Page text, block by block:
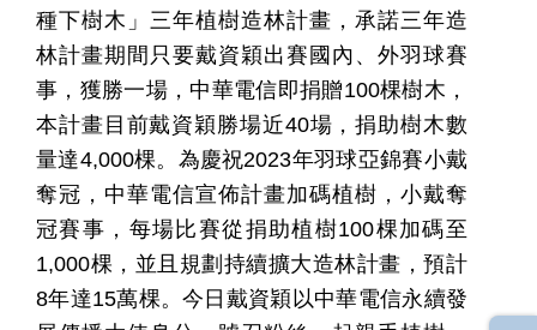
種下樹木」三年植樹造林計畫，承諾三年造
林計畫期間只要戴資穎出賽國內、外羽球賽
事，獲勝一場，中華電信即捐贈100棵樹木，
本計畫目前戴資穎勝場近40場，捐助樹木數
量達4,000棵。為慶祝2023年羽球亞錦賽小戴
奪冠，中華電信宣佈計畫加碼植樹，小戴奪
冠賽事，每場比賽從捐助植樹100棵加碼至
1,000棵，並且規劃持續擴大造林計畫，預計
8年達15萬棵。今日戴資穎以中華電信永續發